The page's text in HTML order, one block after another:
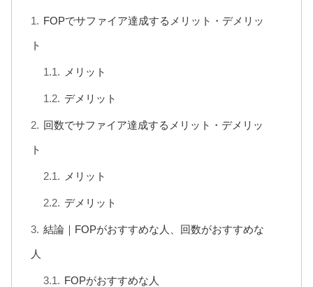
FOPでサファイア達成するメリット・デメリッ
ト
メリット
デメリット
回数でサファイア達成するメリット・デメリッ
ト
メリット
デメリット
結論｜FOPがおすすめな人、回数がおすすめな
人
FOPがおすすめな人